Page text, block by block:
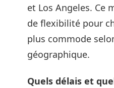
et Los Angeles. Ce
de flexibilité pour
plus commode
géographique.
Quels délais et